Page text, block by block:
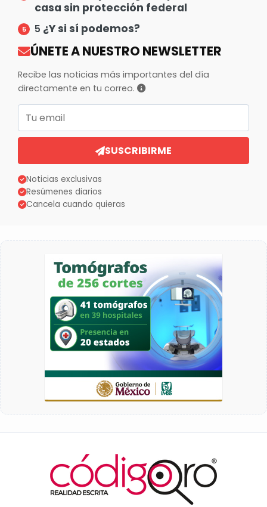
casa sin protección federal
5 ¿Y si sí podemos?
ÚNETE A NUESTRO NEWSLETTER
Recibe las noticias más importantes del día
directamente en tu correo.
Correo electrónico
SUSCRIBIRME
Noticias exclusivas
Resúmenes diarios
Cancela cuando quieras